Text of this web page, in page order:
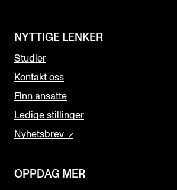
NYTTIGE LENKER
Studier
Kontakt oss
Finn ansatte
Ledige stillinger
Nyhetsbrev
OPPDAG MER